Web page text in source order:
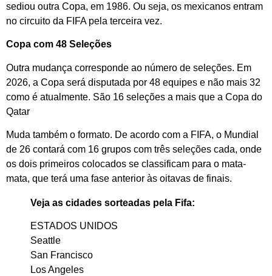
sediou outra Copa, em 1986. Ou seja, os mexicanos entram
no circuito da FIFA pela terceira vez.
Copa com 48 Seleções
Outra mudança corresponde ao número de seleções. Em
2026, a Copa será disputada por 48 equipes e não mais 32
como é atualmente. São 16 seleções a mais que a Copa do
Qatar
Muda também o formato. De acordo com a FIFA, o Mundial
de 26 contará com 16 grupos com três seleções cada, onde
os dois primeiros colocados se classificam para o mata-
mata, que terá uma fase anterior às oitavas de finais.
Veja as cidades sorteadas pela Fifa:
ESTADOS UNIDOS
Seattle
San Francisco
Los Angeles